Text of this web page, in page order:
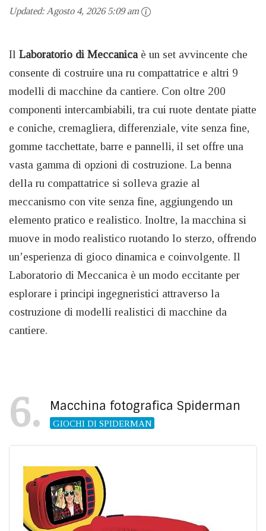
Updated: Agosto 4, 2026 5:09 am
Il Laboratorio di Meccanica è un set avvincente che
consente di costruire una ru compattatrice e altri 9
modelli di macchine da cantiere. Con oltre 200
componenti intercambiabili, tra cui ruote dentate piatte
e coniche, cremagliera, differenziale, vite senza fine,
gomme tacchettate, barre e pannelli, il set offre una
vasta gamma di opzioni di costruzione. La benna
della ru compattatrice si solleva grazie al
meccanismo con vite senza fine, aggiungendo un
elemento pratico e realistico. Inoltre, la macchina si
muove in modo realistico ruotando lo sterzo, offrendo
un’esperienza di gioco dinamica e coinvolgente. Il
Laboratorio di Meccanica è un modo eccitante per
esplorare i principi ingegneristici attraverso la
costruzione di modelli realistici di macchine da
cantiere.
6 Macchina fotografica Spiderman
GIOCHI DI SPIDERMAN